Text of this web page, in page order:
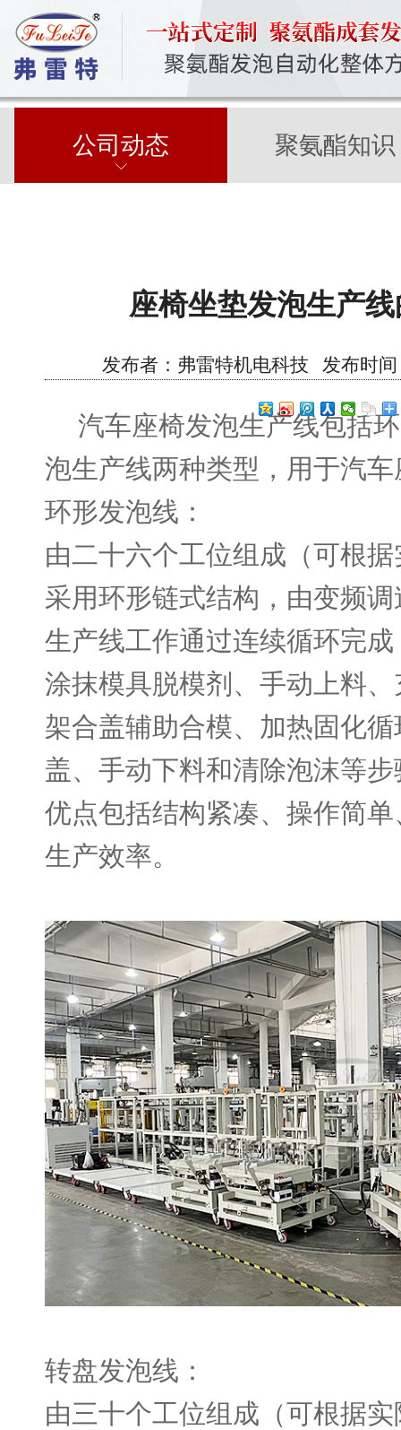
公司动态 聚氨酯知识
座椅坐垫发泡生产
发布者：弗雷特机电科技 发布时间
汽车座椅发泡生产线包括
泡生产线两种类型，用于汽
环形发泡线：
由二十六个工位组成（可根
采用环形链式结构，由变频
生产线工作通过连续循环完
涂抹模具脱模剂、手动上料
架合盖辅助合模、加热固化
盖、手动下料和清除泡沫等步
优点包括结构紧凑、操作简
生产效率。
转盘发泡线：
由三十个工位组成（可根据